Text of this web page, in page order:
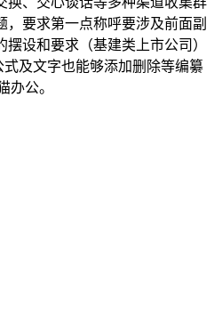
要求第一点称呼要涉及前面副
设和要求（基建类上市公司）
及文字也能够添加删除等编纂
办公。